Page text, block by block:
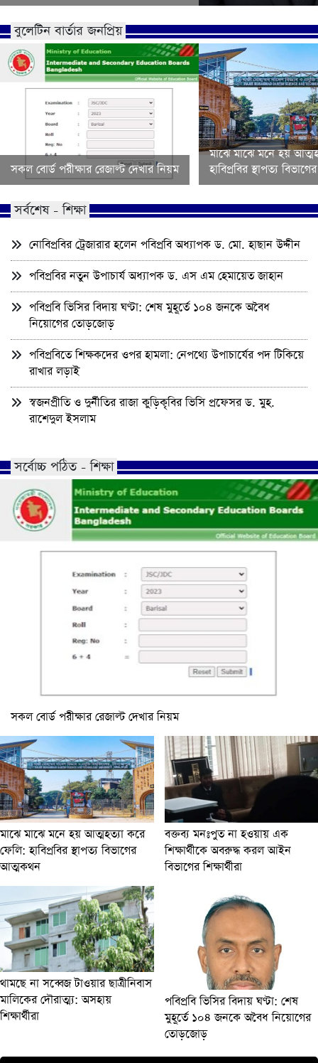
বুলেটিন বার্তার জনপ্রিয়
সকল বোর্ড পরীক্ষার রেজাল্ট দেখার নিয়ম
মাঝে মাঝে মনে হয়
হাবিপ্রবির স্থাপত্য
সর্বশেষ - শিক্ষা
নোবিপ্রবির ট্রেজারার হলেন পবিপ্রবি অধ্যাপক ড. মো. হাছান উদ্দীন
পবিপ্রবির নতুন উপাচার্য অধ্যাপক ড. এস এম হেমায়েত জাহান
পবিপ্রবি ভিসির বিদায় ঘণ্টা: শেষ মুহূর্তে ১০৪ জনকে অবৈধ
নিয়োগের তোড়জোড়
পবিপ্রবিতে শিক্ষকদের ওপর হামলা: নেপথ্যে উপাচার্যের পদ টিকিয়ে
রাখার লড়াই
স্বজনপ্রীতি ও দুর্নীতির রাজা কুড়িকৃবির ভিসি প্রফেসর ড. মুহ.
রাশেদুল ইসলাম
সর্বোচ্চ পঠিত - শিক্ষা
সকল বোর্ড পরীক্ষার রেজাল্ট দেখার নিয়ম
মাঝে মাঝে মনে হয় আত্মহত্যা করে
ফেলি: হাবিপ্রবির স্থাপত্য বিভাগের
আত্মকথন
বক্তব্য মনঃপুত না হওয়ায় এক
শিক্ষার্থীকে অবরুদ্ধ করল আইন
বিভাগের শিক্ষার্থীরা
থামছে না সব্বেজ টাওয়ার ছাত্রীনিবাস
মালিকের দৌরাত্ম্য: অসহায়
শিক্ষার্থীরা
পবিপ্রবি ভিসির বিদায় ঘণ্টা: শেষ
মুহূর্তে ১০৪ জনকে অবৈধ নিয়োগের
তোড়জোড়